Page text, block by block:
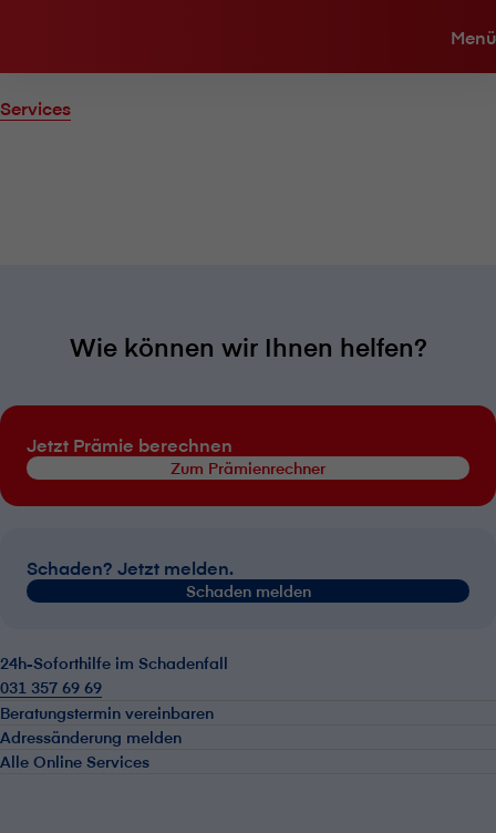
Menü
Services
Wie können wir Ihnen helfen?
Jetzt Prämie berechnen
Zum Prämienrechner
Schaden? Jetzt melden.
Schaden melden
24h-Soforthilfe im Schadenfall
031 357 69 69
Beratungstermin vereinbaren
Adressänderung melden
Alle Online Services